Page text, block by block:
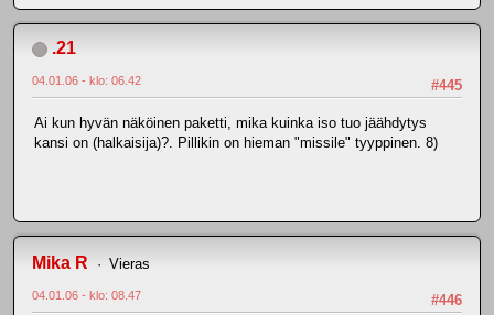
.21
#445
04.01.06 - klo: 06.42
Ai kun hyvän näköinen paketti, mika kuinka iso tuo jäähdytys
kansi on (halkaisija)?. Pillikin on hieman "missile" tyyppinen. 8)
Mika R Vieras
#446
04.01.06 - klo: 08.47